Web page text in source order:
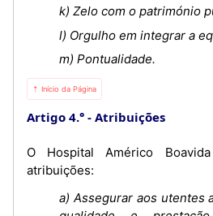
k) Zelo com o património
l) Orgulho em integrar a
m) Pontualidade.
⇡ Início da Página
Artigo 4.° Atribuições
O Hospital Américo
atribuições:
a) Assegurar aos utentes